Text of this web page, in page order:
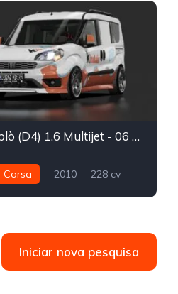
Fiat Doblò (D4) 1.6 Multijet - 06 YGT 53
Corsa 2010
228 cv
Iniciar nova pesquisa